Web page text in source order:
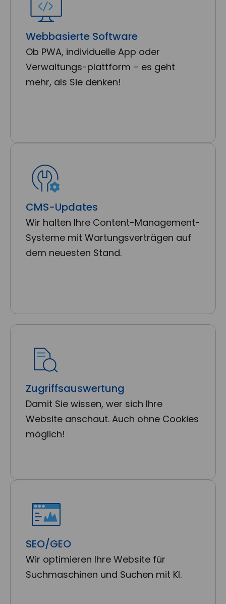
Webbasierte Software
Ob PWA, individuelle App oder
Verwaltungs-plattform – es geht
mehr, als Sie denken!
CMS-Updates
Wir halten Ihre Content-Management-
Systeme mit Wartungsverträgen auf
dem neuesten Stand.
Zugriffsauswertung
Damit Sie wissen, wer sich Ihre
Website anschaut. Auch ohne Cookies
möglich!
SEO/GEO
Wir optimieren Ihre Website für
Suchmaschinen und Suchen mit KI.